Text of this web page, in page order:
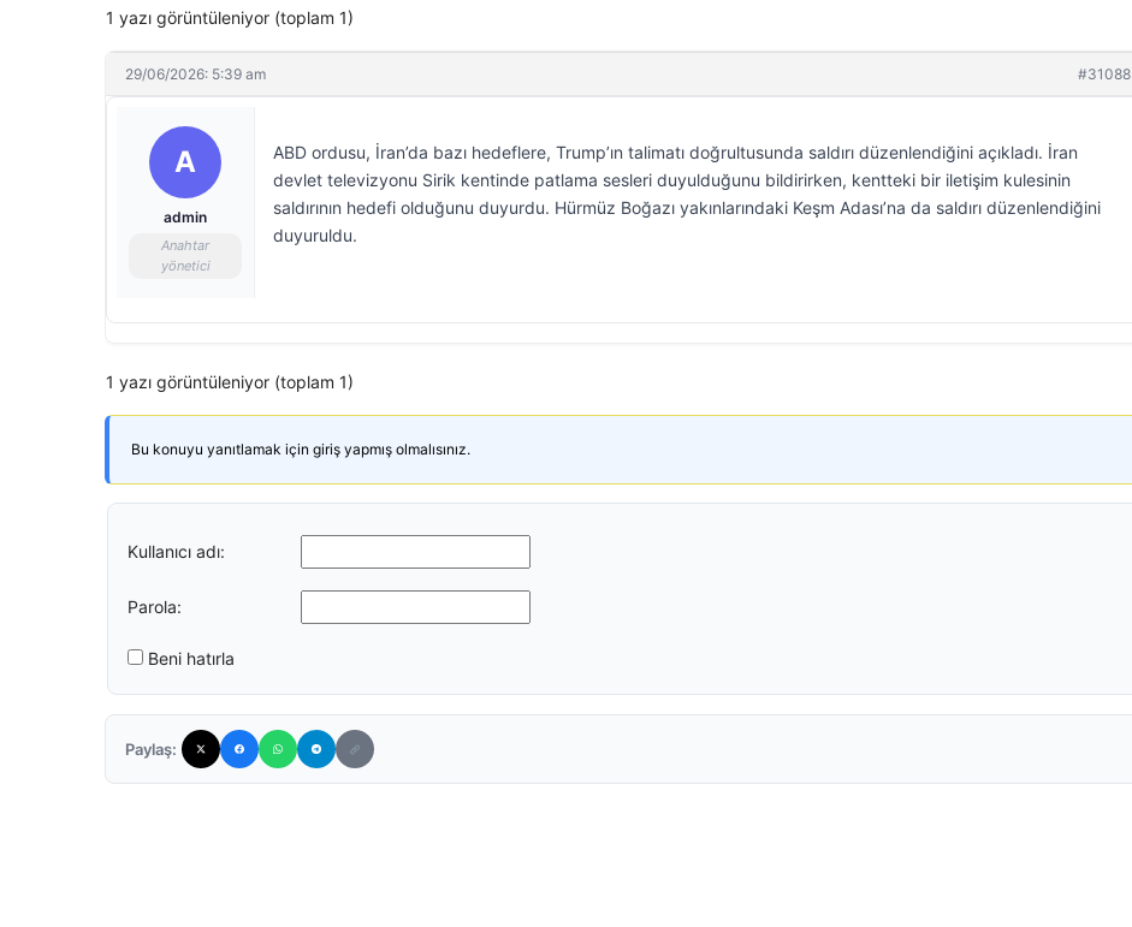
1 yazı görüntüleniyor (toplam 1)
29/06/2026: 5:39 am #31088
A
admin
Anahtar
yönetici
ABD ordusu, İran’da bazı hedeflere, Trump’ın talimatı doğrultusunda saldırı düzenlendiğini açıkladı. İran
devlet televizyonu Sirik kentinde patlama sesleri duyulduğunu bildirirken, kentteki bir iletişim kulesinin
saldırının hedefi olduğunu duyurdu. Hürmüz Boğazı yakınlarındaki Keşm Adası’na da saldırı düzenlendiğini
duyuruldu.
1 yazı görüntüleniyor (toplam 1)
Bu konuyu yanıtlamak için giriş yapmış olmalısınız.
Kullanıcı adı:
Parola:
Beni hatırla
Paylaş: